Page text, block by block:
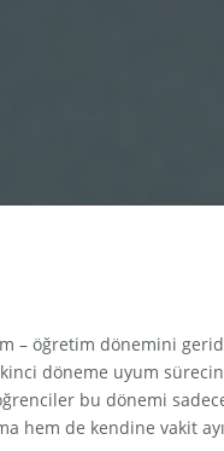
– öğretim dönemini
döneme uyum
bu dönemi
hem de kendine vakit